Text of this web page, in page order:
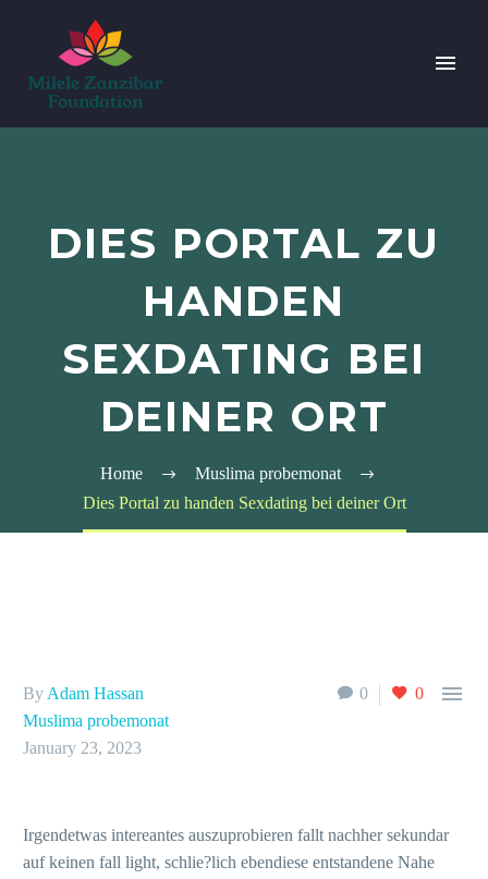
DIES PORTAL ZU
HANDEN
SEXDATING BEI
DEINER ORT
Home
Muslima probemonat
Dies Portal zu handen Sexdating bei deiner Ort
0 0 
By Adam Hassan
Muslima probemonat
January 23, 2023
Irgendetwas intereantes auszuprobieren fallt nachher sekundar
auf keinen fall light, schlie?lich ebendiese entstandene Nahe